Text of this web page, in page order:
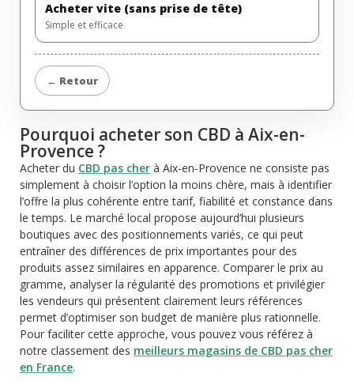
Acheter vite (sans prise de tête)
Simple et efficace
← Retour
Pourquoi acheter son CBD à Aix-en-
Provence ?
Acheter du CBD pas cher à Aix-en-Provence ne consiste pas
simplement à choisir l’option la moins chère, mais à identifier
l’offre la plus cohérente entre tarif, fiabilité et constance dans
le temps. Le marché local propose aujourd’hui plusieurs
boutiques avec des positionnements variés, ce qui peut
entraîner des différences de prix importantes pour des
produits assez similaires en apparence. Comparer le prix au
gramme, analyser la régularité des promotions et privilégier
les vendeurs qui présentent clairement leurs références
permet d’optimiser son budget de manière plus rationnelle.
Pour faciliter cette approche, vous pouvez vous référez à
notre classement des meilleurs magasins de CBD pas cher
en France.